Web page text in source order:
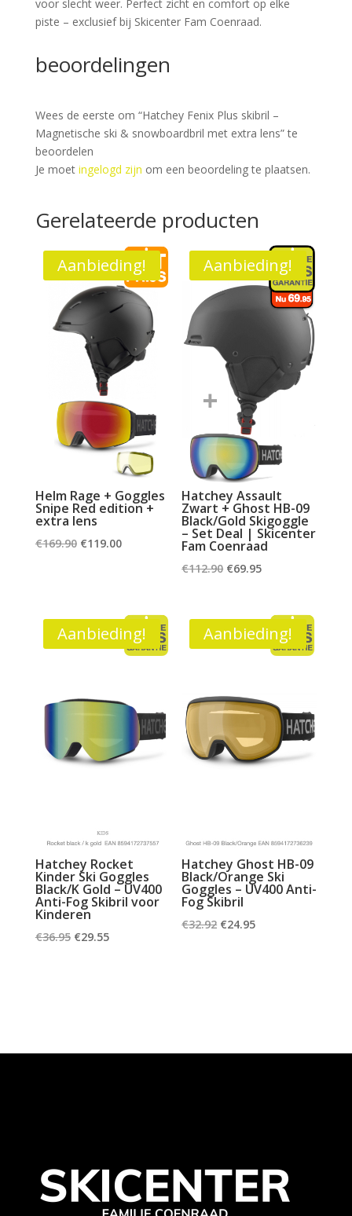
voor slecht weer. Perfect zicht en comfort op elke
piste – exclusief bij Skicenter Fam Coenraad.
beoordelingen
Wees de eerste om “Hatchey Fenix Plus skibril –
Magnetische ski & snowboardbril met extra lens” te
beoordelen
Je moet ingelogd zijn om een beoordeling te plaatsen.
Gerelateerde producten
Aanbieding!
Helm Rage + Goggles
Snipe Red edition +
extra lens
€169.90 Oorspronkelijke
€119.00Huidige
Aanbieding!
Hatchey Assault
Zwart + Ghost HB-09
Black/Gold Skigoggle
– Set Deal | Skicenter
Fam Coenraad
€112.90 Oorspronkelijke
€112.90.
€69.95Huidige
€69.95.
Aanbieding!
Hatchey Rocket
Kinder Ski Goggles
Black/K Gold – UV400
Anti-Fog Skibril voor
Kinderen
€36.95 Oorspronkelijke
€29.55Huidige
Aanbieding!
Hatchey Ghost HB-09
Black/Orange Ski
Goggles – UV400 Anti-
Fog Skibril
€32.92 Oorspronkelijke
€24.95Huidige